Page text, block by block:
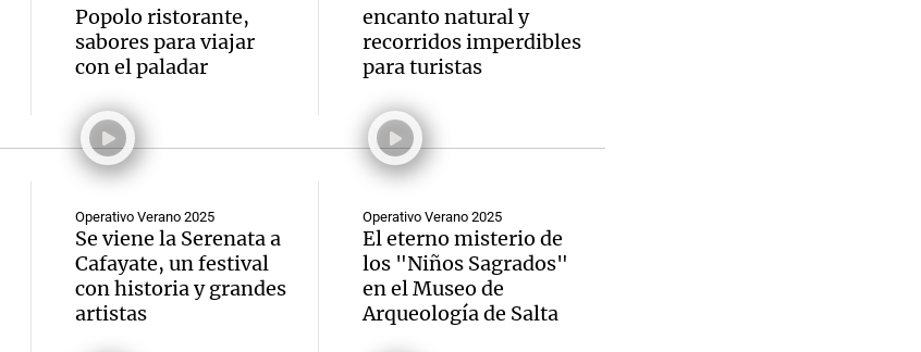
Popolo ristorante,
sabores para viajar
con el paladar
encanto natural y
recorridos imperdibles
para turistas
Operativo Verano 2025
Se viene la Serenata a
Cafayate, un festival
con historia y grandes
artistas
Operativo Verano 2025
El eterno misterio de
los "Niños Sagrados"
en el Museo de
Arqueología de Salta